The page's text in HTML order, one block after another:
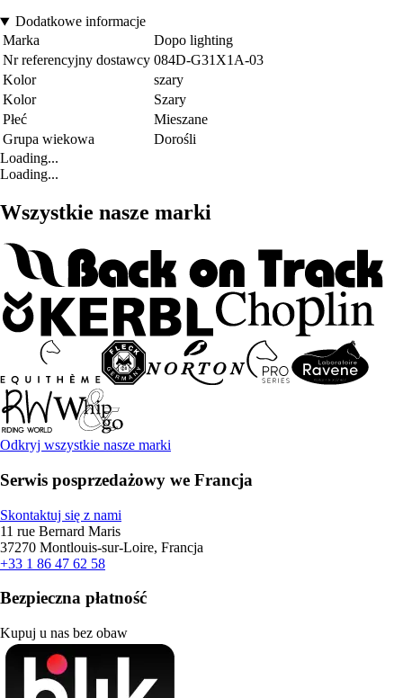
Dodatkowe informacje
Marka
Dopo lighting
Nr referencyjny dostawcy 084D-G31X1A-03
Kolor
szary
Kolor
Szary
Płeć
Mieszane
Grupa wiekowa
Dorośli
Loading...
Loading...
Wszystkie nasze marki
Odkryj wszystkie nasze marki
Serwis posprzedażowy we Francja
Skontaktuj się z nami
11 rue Bernard Maris
37270 Montlouis-sur-Loire, Francja
+33 1 86 47 62 58
Bezpieczna płatność
Kupuj u nas bez obaw